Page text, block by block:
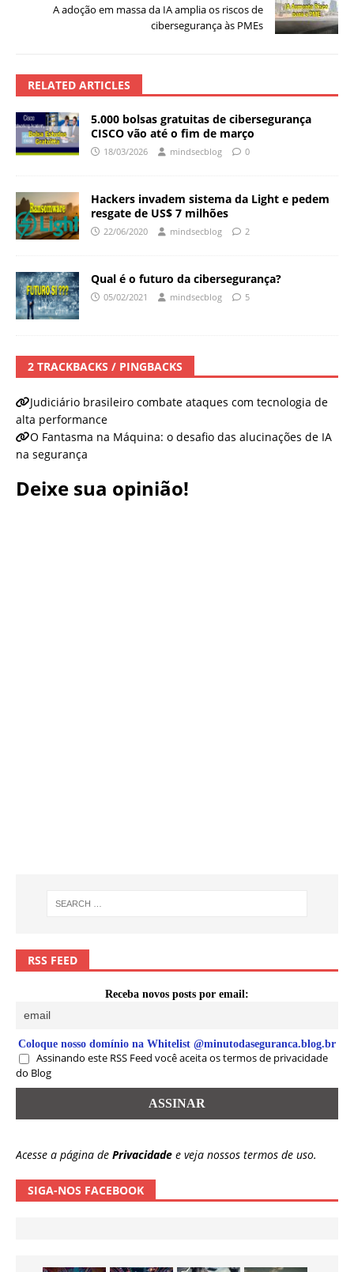
A adoção em massa da IA amplia os riscos de
cibersegurança às PMEs
RELATED ARTICLES
5.000 bolsas gratuitas de cibersegurança
CISCO vão até o fim de março
18/03/2026 mindsecblog 0
Hackers invadem sistema da Light e pedem
resgate de US$ 7 milhões
22/06/2020 mindsecblog 2
Qual é o futuro da cibersegurança?
05/02/2021 mindsecblog 5
2 TRACKBACKS / PINGBACKS
Judiciário brasileiro combate ataques com tecnologia de
alta performance
O Fantasma na Máquina: o desafio das alucinações de IA
na segurança
Deixe sua opinião!
RSS FEED
Receba novos posts por email:
Coloque nosso domínio na Whitelist @minutodaseguranca.blog.br
Assinando este RSS Feed você aceita os termos de privacidade
do Blog
Acesse a página de Privacidade e veja nossos termos de uso.
SIGA-NOS FACEBOOK